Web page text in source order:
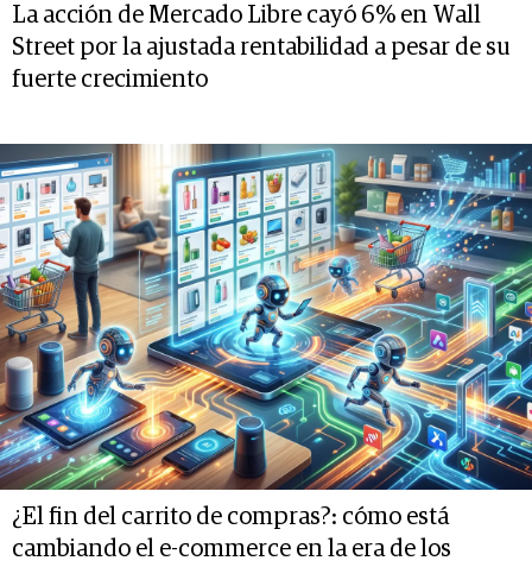
La acción de Mercado Libre cayó 6% en Wall
Street por la ajustada rentabilidad a pesar de su
fuerte crecimiento
¿El fin del carrito de compras?: cómo está
cambiando el e-commerce en la era de los